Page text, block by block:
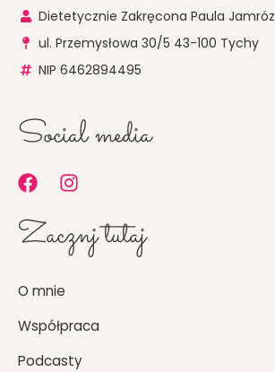
Dietetycznie Zakręcona Paula Jamróz
ul. Przemysłowa 30/5 43-100 Tychy
NIP 6462894495
Social media
F
a
c
e
o
o
k
I
n
t
a
a
m
Zacznj tutaj
O mnie
Współpraca
Podcasty